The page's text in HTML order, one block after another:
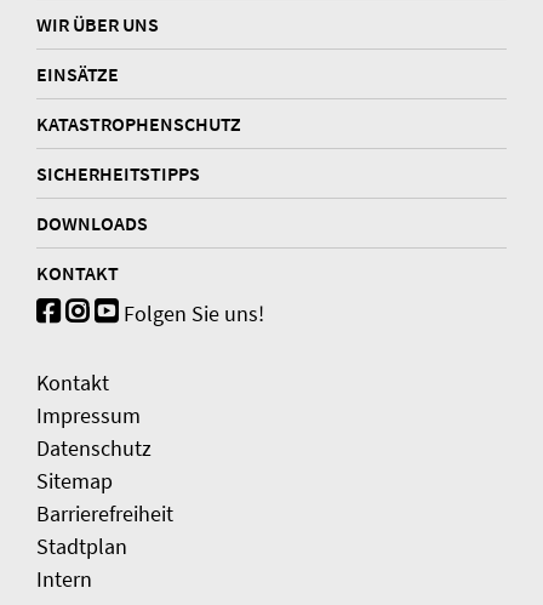
WIR ÜBER UNS
EINSÄTZE
KATASTROPHENSCHUTZ
SICHERHEITSTIPPS
DOWNLOADS
KONTAKT
Folgen Sie uns!
Kontakt
Impressum
Datenschutz
Sitemap
Barrierefreiheit
Stadtplan
Intern